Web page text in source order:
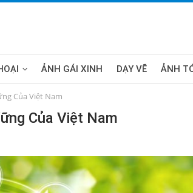
ẢNH GÁI XINH DẠY VẼ ẢNH
Của Việt Nam
Của Việt Nam